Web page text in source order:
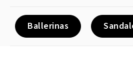
Ballerinas